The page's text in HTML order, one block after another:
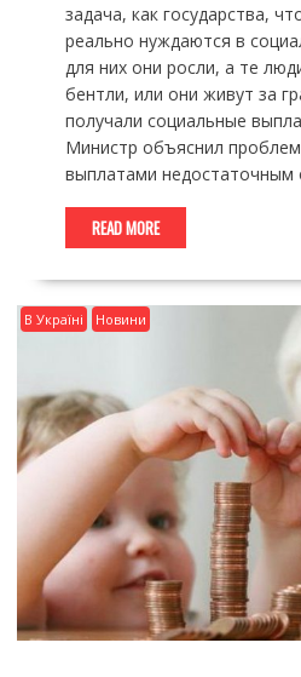
задача, как государства,
реально нуждаются в
для них они росли, а те
бентли, или они живут за
получали социальные
Министр объяснил
выплатами
READ MORE
В Україні Новини